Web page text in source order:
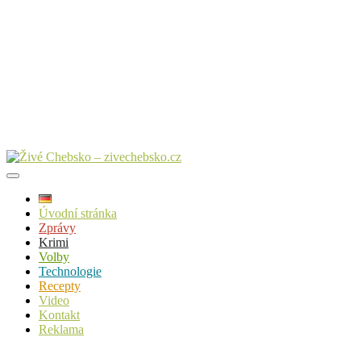
Úvodní stránka
Zprávy
Krimi
Volby
Technologie
Recepty
Video
Kontakt
Reklama